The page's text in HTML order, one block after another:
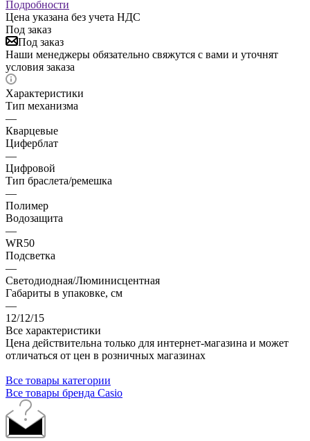
Подробности
Цена указана без учета НДС
Под заказ
Под заказ
Наши менеджеры обязательно свяжутся с вами и уточнят
условия заказа
Характеристики
Тип механизма
—
Кварцевые
Циферблат
—
Цифровой
Тип браслета/ремешка
—
Полимер
Водозащита
—
WR50
Подсветка
—
Светодиодная/Люминисцентная
Габариты в упаковке, см
—
12/12/15
Все характеристики
Цена действительна только для интернет-магазина и может
отличаться от цен в розничных магазинах
Все товары категории
Все товары бренда Casio